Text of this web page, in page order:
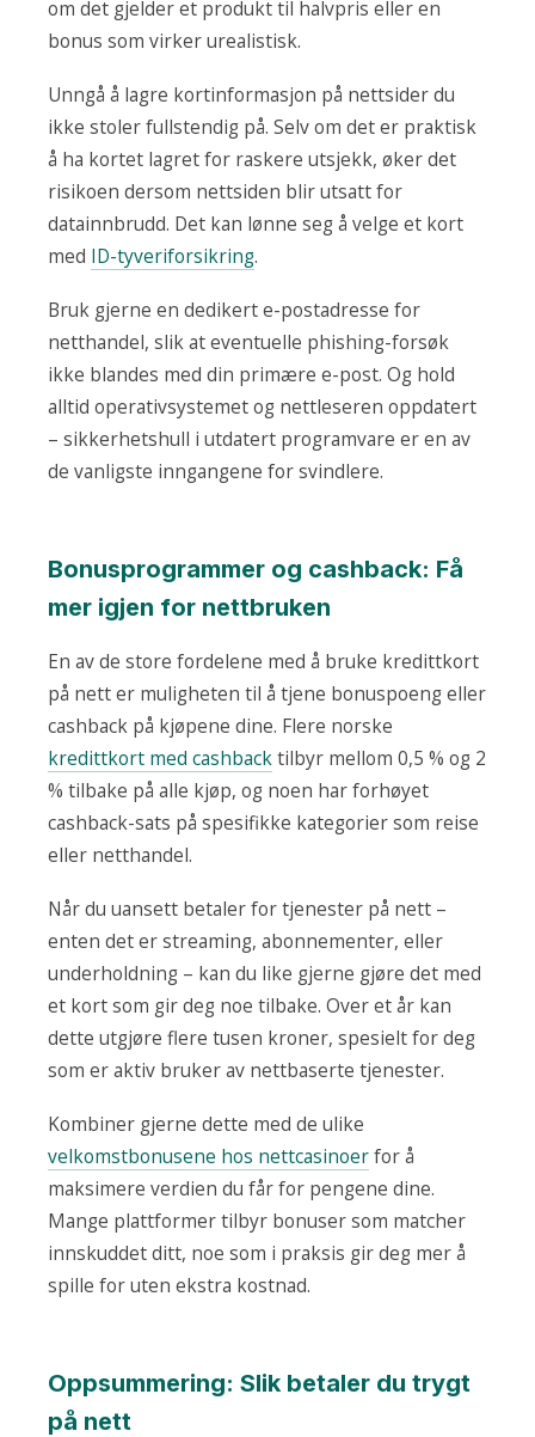
om det gjelder et produkt til halvpris eller en
bonus som virker urealistisk.
Unngå å lagre kortinformasjon på nettsider du
ikke stoler fullstendig på. Selv om det er praktisk
å ha kortet lagret for raskere utsjekk, øker det
risikoen dersom nettsiden blir utsatt for
datainnbrudd. Det kan lønne seg å velge et kort
med ID-tyveriforsikring.
Bruk gjerne en dedikert e-postadresse for
netthandel, slik at eventuelle phishing-forsøk
ikke blandes med din primære e-post. Og hold
alltid operativsystemet og nettleseren oppdatert
– sikkerhetshull i utdatert programvare er en av
de vanligste inngangene for svindlere.
Bonusprogrammer og cashback: Få
mer igjen for nettbruken
En av de store fordelene med å bruke kredittkort
på nett er muligheten til å tjene bonuspoeng eller
cashback på kjøpene dine. Flere norske
kredittkort med cashbacktilbyr mellom 0,5 % og 2
% tilbake på alle kjøp, og noen har forhøyet
cashback-sats på spesifikke kategorier som reise
eller netthandel.
Når du uansett betaler for tjenester på nett –
enten det er streaming, abonnementer, eller
underholdning – kan du like gjerne gjøre det med
et kort som gir deg noe tilbake. Over et år kan
dette utgjøre flere tusen kroner, spesielt for deg
som er aktiv bruker av nettbaserte tjenester.
Kombiner gjerne dette med de ulike
velkomstbonusene hos nettcasinoerfor å
maksimere verdien du får for pengene dine.
Mange plattformer tilbyr bonuser som matcher
innskuddet ditt, noe som i praksis gir deg mer å
spille for uten ekstra kostnad.
Oppsummering: Slik betaler du trygt
på nett